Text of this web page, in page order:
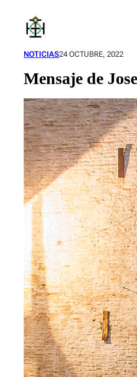
contenido
NOTICIAS24 OCTUBRE, 2022
Mensaje de